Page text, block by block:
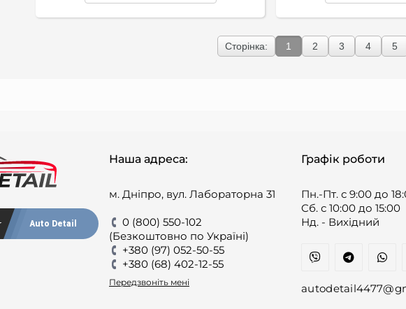
Сторінка: 1 2 3 4 5
Auto Detail
Наша адреса:
м. Дніпро, вул. Лабораторна 31
0 (800) 550-102
(Безкоштовно по Україні)
+380 (97) 052-50-55
+380 (68) 402-12-55
Передзвоніть мені
Графік роботи
Пн.-Пт. с 9:00 до
Cб. с 10:00 до 15:00
Нд. - Вихідний